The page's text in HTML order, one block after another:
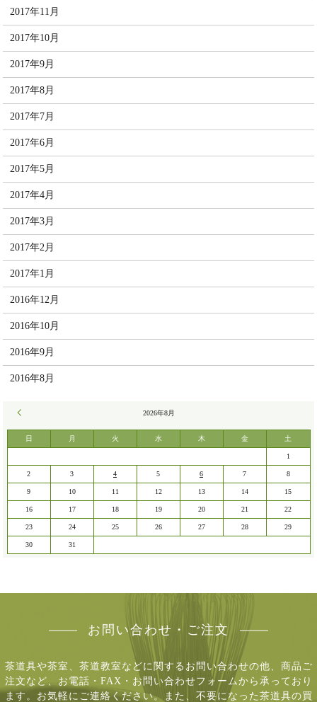
2017年11月
2017年10月
2017年9月
2017年8月
2017年7月
2017年6月
2017年5月
2017年4月
2017年3月
2017年2月
2017年1月
2016年12月
2016年10月
2016年9月
2016年8月
2026年8月
日 月 火 水 木 金 土
1
2 3 4 5 6 7 8
9 10 11 12 13 14 15
16 17 18 19 20 21 22
23 24 25 26 27 28 29
30 31
お問い合わせ・ご注文
茶道具や茶室、茶道教室などに関するお問い合わせの他、商品ご
注文など、 お電話・FAX・お問い合わせフォームから承っており
ます。お気軽にご連絡ください。 また、不要になった茶道具の買